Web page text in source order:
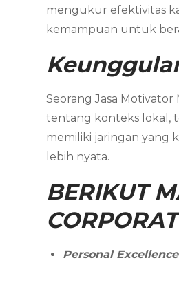
mengukur efektivitas
kemampuan untuk
Seorang Jasa
tentang konteks lokal,
memiliki jaringan yang
lebih nyata.
BERIKUT
Personal